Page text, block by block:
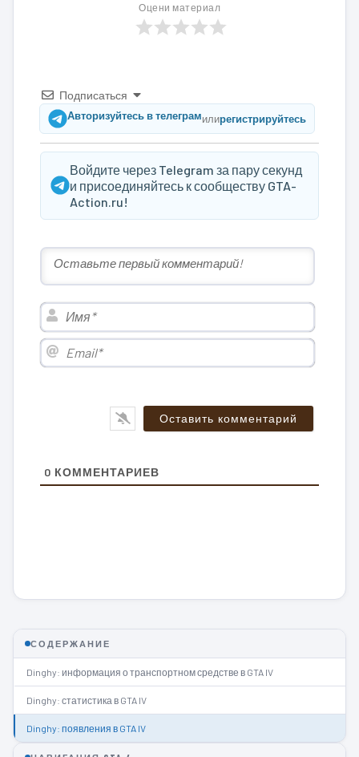
Оцени материал
Подписаться
Авторизуйтесь в телеграмилирегистрируйтесь
Войдите через Telegram за пару секунд
и присоединяйтесь к сообществу GTA-
Action.ru!
Имя*
Email*
0 КОММЕНТАРИЕВ
СОДЕРЖАНИЕ
Dinghy: информация о транспортном средстве в GTA IV
Dinghy: статистика в GTA IV
Dinghy: появления в GTA IV